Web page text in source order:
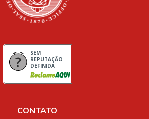
SEM
REPUTAÇÃO
DEFINIDA
CONTATO